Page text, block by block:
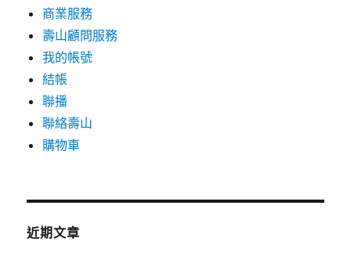
商業服務
壽山顧問服務
我的帳號
結帳
聯播
聯絡壽山
購物車
近期文章